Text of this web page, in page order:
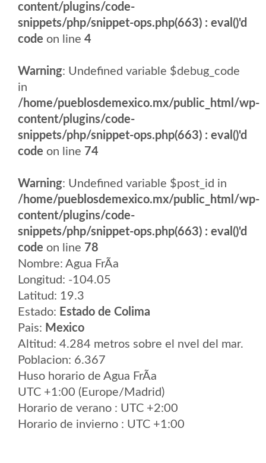
content/plugins/code-
snippets/php/snippet-ops.php(663) : eval()'d
code on line 4
Warning: Undefined variable $debug_code
in
/home/pueblosdemexico.mx/public_html/wp-
content/plugins/code-
snippets/php/snippet-ops.php(663) : eval()'d
code on line 74
Warning: Undefined variable $post_id in
/home/pueblosdemexico.mx/public_html/wp-
content/plugins/code-
snippets/php/snippet-ops.php(663) : eval()'d
code on line 78
Nombre: Agua FrÃ­a
Longitud: -104.05
Latitud: 19.3
Estado: Estado de Colima
Pais: Mexico
Altitud: 4.284 metros sobre el nvel del mar.
Poblacion: 6.367
Huso horario de Agua FrÃ­a
UTC +1:00 (Europe/Madrid)
Horario de verano : UTC +2:00
Horario de invierno : UTC +1:00